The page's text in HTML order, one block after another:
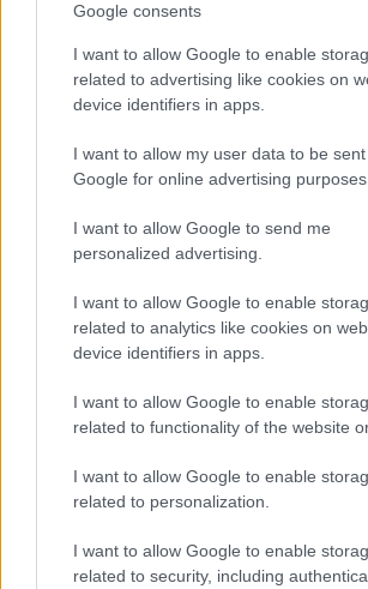
Google consents
I want to allow Google to enable
related to advertising like cookies on
device identifiers in apps.
I want to allow my user data to be
Google for online advertising purposes.
I want to allow Google to send me
personalized advertising.
I want to allow Google to enable
related to analytics like cookies on
device identifiers in apps.
I want to allow Google to enable
related to functionality of the website
I want to allow Google to enable
related to personalization.
I want to allow Google to enable
related to security, including
Μάθε τώρα όλα τα
αγαπημένα σου
Ακολούθησε το
Google News
ΔΙΑΒΑΖΟΝΤΑΙ
9 γλυκά που τρώγαμε παιδιά και
πάντα γιορτές και καλοκαίρια
Η πολυθρόνα που βλέπεις παντού